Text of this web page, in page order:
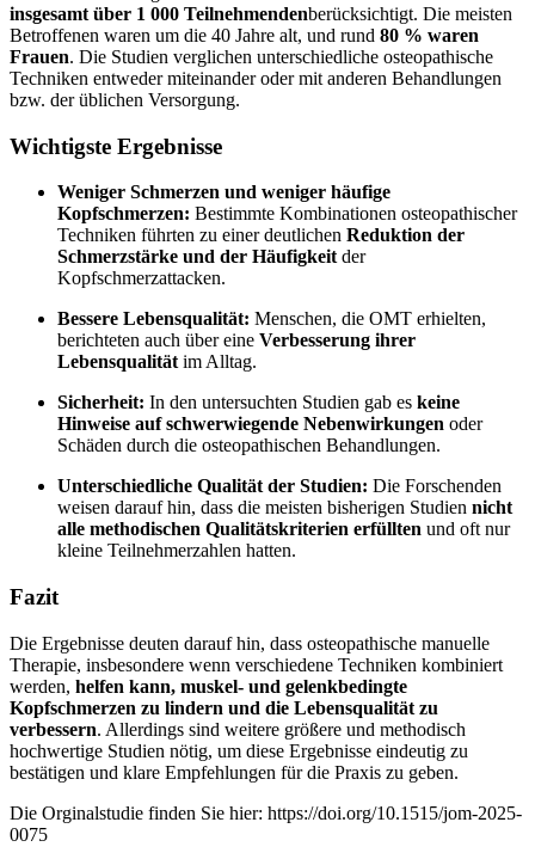
insgesamt über 1 000 Teilnehmendenberücksichtigt. Die meisten
Betroffenen waren um die 40 Jahre alt, und rund 80 % waren
Frauen. Die Studien verglichen unterschiedliche osteopathische
Techniken entweder miteinander oder mit anderen Behandlungen
bzw. der üblichen Versorgung.
Wichtigste Ergebnisse
Weniger Schmerzen und weniger häufige
Kopfschmerzen: Bestimmte Kombinationen osteopathischer
Techniken führten zu einer deutlichen Reduktion der
Schmerzstärke und der Häufigkeit der
Kopfschmerzattacken.
Bessere Lebensqualität: Menschen, die OMT erhielten,
berichteten auch über eine Verbesserung ihrer
Lebensqualität im Alltag.
Sicherheit: In den untersuchten Studien gab es keine
Hinweise auf schwerwiegende Nebenwirkungen oder
Schäden durch die osteopathischen Behandlungen.
Unterschiedliche Qualität der Studien: Die Forschenden
weisen darauf hin, dass die meisten bisherigen Studien nicht
alle methodischen Qualitätskriterien erfüllten und oft nur
kleine Teilnehmerzahlen hatten.
Fazit
Die Ergebnisse deuten darauf hin, dass osteopathische manuelle
Therapie, insbesondere wenn verschiedene Techniken kombiniert
werden, helfen kann, muskel- und gelenkbedingte
Kopfschmerzen zu lindern und die Lebensqualität zu
verbessern. Allerdings sind weitere größere und methodisch
hochwertige Studien nötig, um diese Ergebnisse eindeutig zu
bestätigen und klare Empfehlungen für die Praxis zu geben.
Die Orginalstudie finden Sie hier: https://doi.org/10.1515/jom-2025-
0075